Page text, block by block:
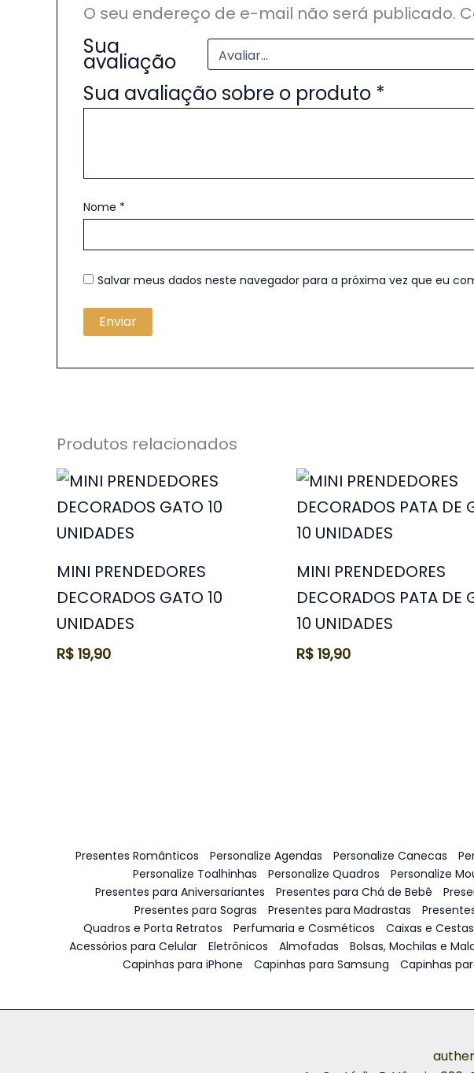
O seu endereço de e-mail não será publicado.
Sua
avaliação
Sua avaliação sobre o produto *
Nome *
Salvar meus dados neste navegador para a próxima vez que eu
Produtos relacionados
MINI PRENDEDORES
DECORADOS GATO 10
UNIDADES
R$ 19,90
MINI PRENDEDORES
DECORADOS PATA DE
10 UNIDADES
R$ 19,90
Presentes Românticos Personalize Agendas Personalize Canecas
Personalize Toalhinhas
Personalize Quadros Personalize
Presentes para Aniversariantes
Presentes para Chá de Bebê
Presentes para Sogras
Presentes para Madrastas
Quadros e Porta Retratos
Perfumaria e Cosméticos Caixas e Cestas
Acessórios para Celular
Eletrônicos Almofadas Bolsas, Mochilas e
Capinhas para iPhone
Capinhas para Samsung Capinhas